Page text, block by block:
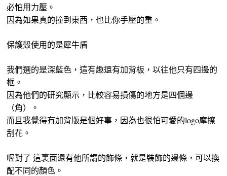
必怕用力壓。
因為如果真的撞到東西，也比你手壓的重。
保護殼使用的是犀牛盾
我們選的是深藍色，這有趣還有加背板，以往他只有四邊的
框。
因為他們的研究顯示，比較容易損傷的地方是四個邊
（角）。
而且我覺得有加背版是個好事，因為也很怕可愛的logo摩擦
刮花。
喔對了 這裏面還有他所謂的飾條，就是裝飾的邊條，可以換
配不同的顏色。